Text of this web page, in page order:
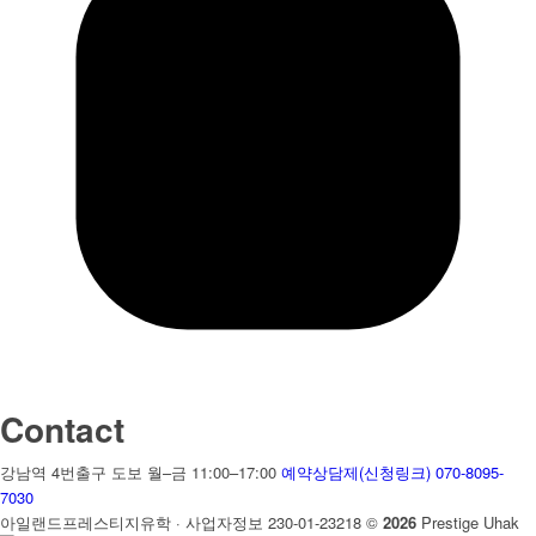
Contact
강남역 4번출구 도보 월–금 11:00–17:00 예약상담제(신청링크) 070-8095-
7030
아일랜드프레스티지유학 · 사업자정보 230-01-23218 © 2026 Prestige Uhak